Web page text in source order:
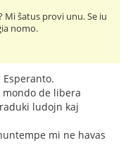
Mi ŝatus provi unu. Se iu
nomo.
mondo de libera
ludojn kaj
mi ne havas